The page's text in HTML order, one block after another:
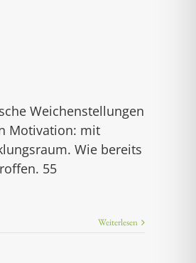
Weichenstellungen
Motivation: mit
Wie bereits
55
Weiterlesen